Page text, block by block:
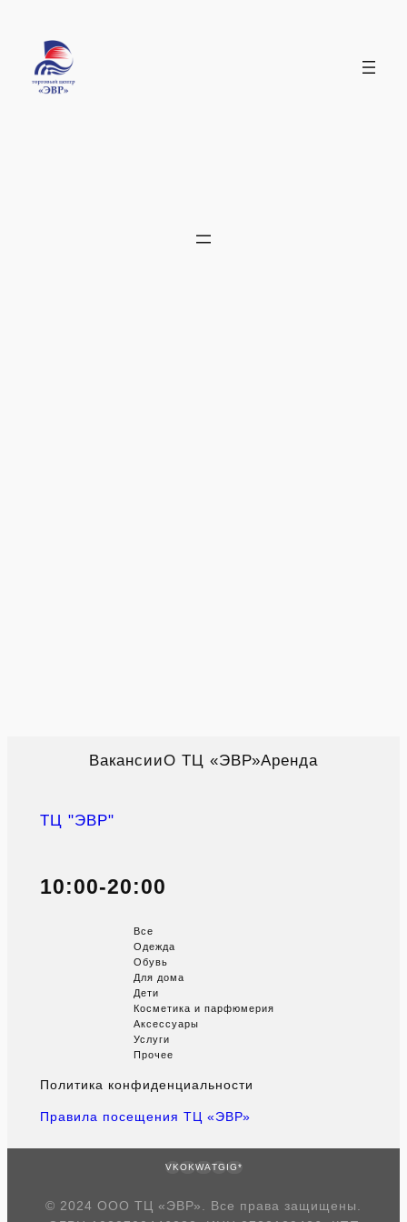
содержимому
ВакансииО ТЦ «ЭВР»Аренда
ТЦ "ЭВР"
10:00-20:00
Все
Одежда
Обувь
Для дома
Дети
Косметика и парфюмерия
Аксессуары
Услуги
Прочее
Политика конфиденциальности
Правила посещения ТЦ «ЭВР»
VKOKWATGIG*
© 2024 ООО ТЦ «ЭВР». Все права защищены.